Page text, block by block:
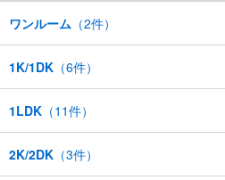
ワンルーム （2件）
1K/1DK （6件）
1LDK （11件）
2K/2DK （3件）